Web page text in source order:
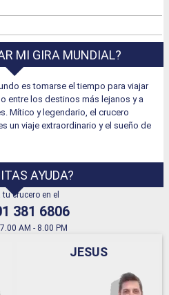
MI GIRA MUNDIAL?
es tomarse el tiempo para viajar
entre los destinos más lejanos y a
Mítico y legendario, el crucero
un viaje extraordinario y el sueño de
AYUDA?
tu crucero en el
381 6806
AM - 8.00 PM
JESUS